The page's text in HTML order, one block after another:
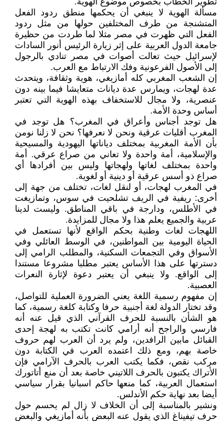
مسألة الهوية لا ينبغي أن يحكمها منطق ردود الفعل
المتشنجة من طرف المختلفين حولها من مثل ردود
الفعل التي ظهرت في مصر مثلا لما طردت من حظيرة
جامعة الدول العربية على إثر زيارة الرئيس أنور السادات
لإسرائيل حيث تعالت أصوات في مصر تنادي بالرجول
إلى الأصول الفرعونية وفك الارتباط مع العرب.
إن الشعب المغربي كله أمازيغي، هوية وثقافة، ويتحدث
عدة لهجات، ويمارس عدة ديانات متعايشا فيما بينه دون
عنصرية، ولا مجال للاستخفاف بهذه الهوية التي تعتبر
أساس وحدة الأمة.
هل توجد أجناس وأعراق في المغرب؟ هل توجد في
المغرب أقليات عرقية ونحن لا نعرفها؟ نحن لا زلنا نومن
بأن الأمة المغربية بمختلف دياناتها اليهودية والمسيحية
والإسلامية، أمة واحدة ولا تعاني من صراع عرقي. أمة
واحدة بمختلف لغاتها ولهجاتها وليس بين أفرادها أي
صراع ذو أسس عرقية أو دينية أو لغوية.
في المغرب لهجات، أو لنقل لغات، تختلف من جهة إلى
أخرى: ريفية في الريف تشلحيت في سوس، وتمازيغت
في الأطلس، ودارجة في باقي المناطق. وليست لدينا
عربية والجميع يعلم هذا ولا مجال للمزايدة.
اللهجات لغات وطنية بحكم الواقع لأنها تستعمل في
الحياة اليومية بين المواطنين، في الوسط العائلي وفي
الأسواق وفي التجمعات السكنية، والمطلب الرامي إلى
دسترتها على هذا الأساس يعتبر مطلبا مشروعا مستندا
إلى الواقع. ولا ينبغي أن يعتبر دعوة لإثارة النعرات
العصبية.
إن مفهوم رسمية اللغة يعني الضرورة العملية للتواصل،
وقد تختار الدولة لغة أجنبية حرفا وكتابة كلغة رسمية، كما
هو الشأن بالنسبة للحرف القرآني الذي قيل عنه أنه
فارسي والراجح أنه أرامي كانت تكتب به لهجة إحدى
القبائل مابين الرافدين، ولم يرد أن العرب لهم حروف
خاصة بهم، ومع ذلك اعتمده العرب في الكتابة دون
مركب نقص، فكما يكتب العرب بالحرف الآرامي فإن
الأتراك يكتبون بالحرف اللاتيني خاصة بعد أن منع أتاتورك
استعمال العربية، كما منعها حاكم اسبانيا بقرار سياسي
أيضا بعد نهاية حكم الأندلس.
ونشير بالمناسبة إلى أن الخلاف لا زال لم يحسم حول
حرف تيفيناغ الذي يقول عنه البعض بأنه أمازيغي والبعض